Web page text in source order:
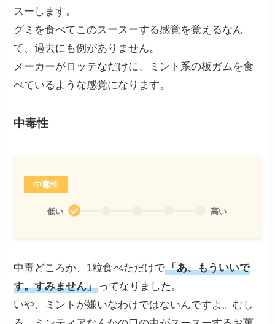
スーします。
グミを食べてこのスースーする感覚を覚えるなん
て、過去にも例がありません。
メーカーがロッテなだけに、ミント系の板ガムを食
べているような感覚になります。
中毒性
中毒性
低い 高い
中毒どころか、1粒食べただけで「あ、もういいで
す。すみません」ってなりました。
いや、ミントが嫌いなわけではないんですよ。むし